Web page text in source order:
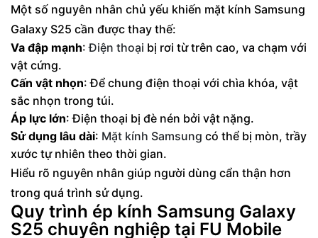
Một số nguyên nhân chủ yếu khiến mặt kính Samsung
Galaxy S25 cần được thay thế:
Va đập mạnh:Điện thoại bị rơi từ trên cao, va chạm với
vật cứng.
Cấn vật nhọn: Để chung điện thoại với chìa khóa, vật
sắc nhọn trong túi.
Áp lực lớn: Điện thoại bị đè nén bởi vật nặng.
Sử dụng lâu dài: Mặt kính Samsung có thể bị mòn, trầy
xước tự nhiên theo thời gian.
Hiểu rõ nguyên nhân giúp người dùng cẩn thận hơn
trong quá trình sử dụng.
Quy trình ép kính Samsung Galaxy
S25 chuyên nghiệp tại FU Mobile